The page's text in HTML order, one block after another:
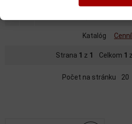
Katalóg
Strana 1 z 1 Celkom 1
Počet na stránku 20